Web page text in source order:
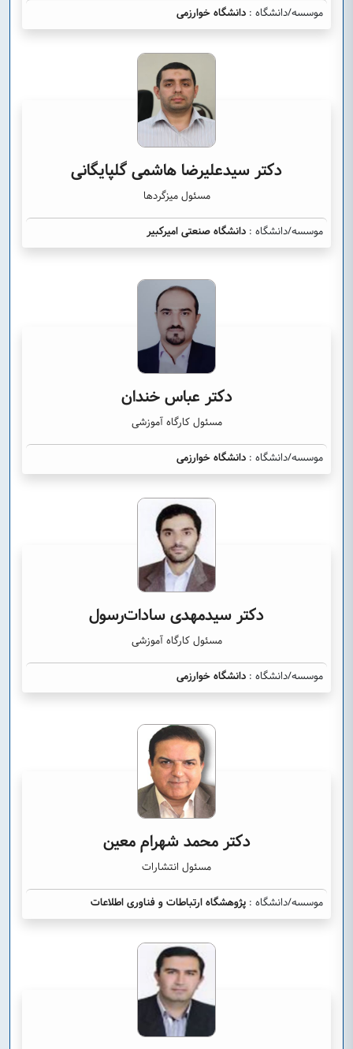
موسسه/دانشگاه : دانشگاه خوارزمی
دکتر سیدعلیرضا هاشمی گلپایگانی
مسئول میزگردها
موسسه/دانشگاه : دانشگاه صنعتی امیرکبیر
دکتر عباس خندان
مسئول کارگاه آموزشی
موسسه/دانشگاه : دانشگاه خوارزمی
دکتر سیدمهدی سادات‌رسول
مسئول کارگاه آموزشی
موسسه/دانشگاه : دانشگاه خوارزمی
دکتر محمد شهرام معین
مسئول انتشارات
موسسه/دانشگاه : پژوهشگاه ارتباطات و فناوری اطلاعات